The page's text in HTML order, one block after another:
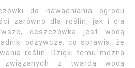
do nawadniania ogrodu
zarówno dla roślin, jak i dla
deszczówka jest wodą
odżywcze, co sprawia, że
roślin. Dzięki temu można
związanych z twardą wodą